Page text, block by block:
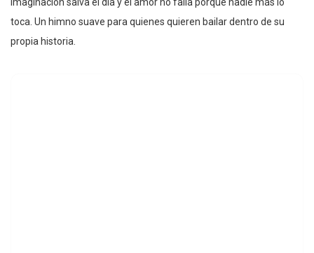
toca. Un himno suave para quienes quieren bailar dentro de su
propia historia.